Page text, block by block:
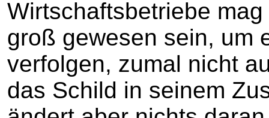
Wirtschaftsbetriebe
groß gewesen sein, um
verfolgen, zumal nicht
das Schild in seinem